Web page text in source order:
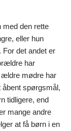
med den rette
eller hun
For det andet er
har
ældre mødre har
åbent spørgsmål,
tidligere, end
mange andre
at få børn i en